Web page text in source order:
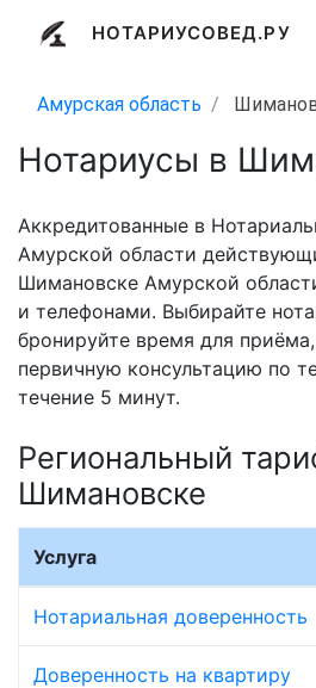
НОТАРИУСОВЕД.РУ
Амурская область
Нотариусы в
Аккредитованные в
Амурской области
Шимановске Амурской
и телефонами. Выбирайте
бронируйте время для
первичную консультацию по
течение 5 минут.
Региональный
Шимановске
Услуга
Нотариальная доверенность
Доверенность на квартиру